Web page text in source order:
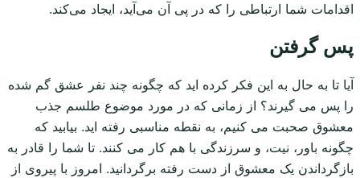
اقدامات شما ارتباطی را که در پی آن می‌آید، ایجاد می‌کند.
پس گرفتن
آیا تا به حال به این فکر کرده اید که چگونه چند نفر عشق گم شده
را پس می گیرند؟ از زمانی که در مورد موضوع طلسم جذب
معشوق صحبت می کنیم، به نقطه مناسبی رفته اید. بیابید که
چگونه باور، نیت، و سرزندگی با هم کار می کنند. تا شما را قادر به
بازگرداندن یک معشوق از دست رفته برگردانید. امروز با پیروی از